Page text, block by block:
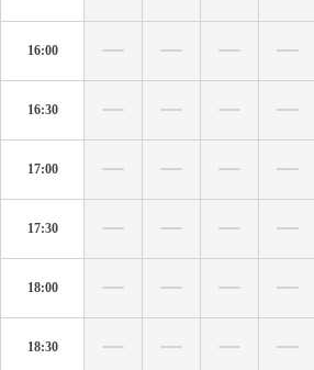
16:00
16:30
17:00
17:30
18:00
18:30